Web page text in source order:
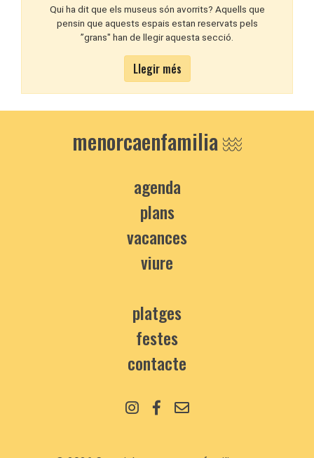
Qui ha dit que els museus són avorrits? Aquells que
pensin que aquests espais estan reservats pels
”grans" han de llegir aquesta secció.
Llegir més
menorcaenfamilia
agenda
plans
vacances
viure
platges
festes
contacte